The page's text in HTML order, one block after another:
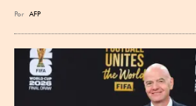
Por AFP